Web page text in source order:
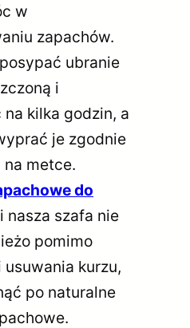
w
zapachów.
ubranie
i
kilka godzin, a
je zgodnie
metce.
do
nasza szafa nie
pomimo
kurzu,
po naturalne